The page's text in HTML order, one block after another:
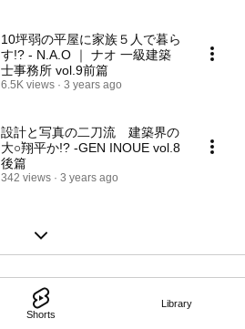
Shorts
Library
10坪弱の平屋に家族５人で暮ら
す!? - N.A.O ｜ ナオ 一級建築
士事務所 vol.9前篇
6.5K views 3 years ago
設計と写真の二刀流 建築界の
大○翔平か!? -GEN INOUE vol.8
後篇
342 views 3 years ago